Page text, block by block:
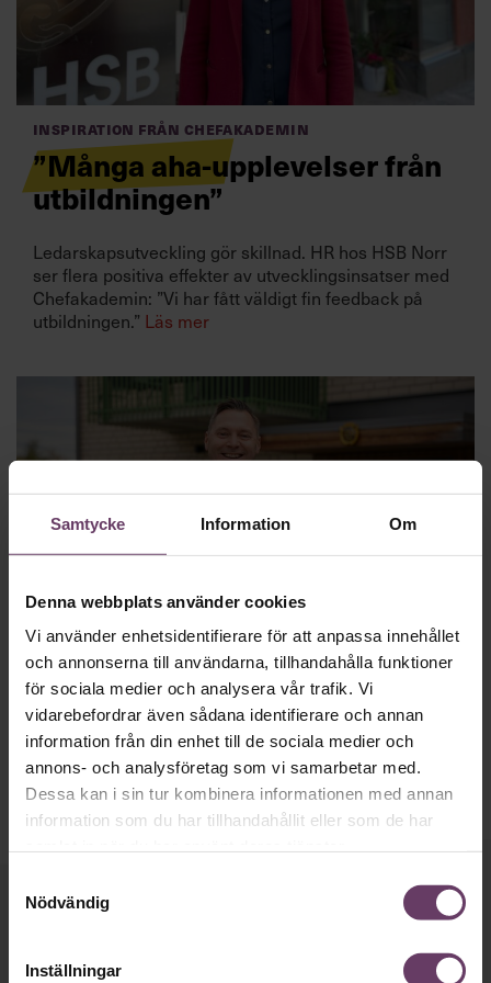
Samtycke Information Om
Denna webbplats använder cookies
Vi använder enhetsidentifierare för att anpassa innehållet
och annonserna till användarna, tillhandahålla funktioner
för sociala medier och analysera vår trafik. Vi
vidarebefordrar även sådana identifierare och annan
information från din enhet till de sociala medier och
annons- och analysföretag som vi samarbetar med.
Dessa kan i sin tur kombinera informationen med annan
information som du har tillhandahållit eller som de har
Nödvändig
Inställningar
Chefakademin+
Villkor och policy för
personuppgiftsbehandling
Sök
efter:
Inspiration från Chefakademin
”Många aha-upplevelser från
utbildningen”
Ledarskapsutveckling gör skillnad. HR hos HSB Norr
ser flera positiva effekter av utvecklingsinsatser med
Chefakademin: ”Vi har fått väldigt fin feedback på
utbildningen.” Läs mer
Så har HSB riggat ledare för förändring
Ett års gemensam ledarskapsträning tillsammans med
Chefakademin har gjort cheferna på HSB Norr tryggare, mer
självgående och rustade för förändring.
Håll dig uppdaterad med våra